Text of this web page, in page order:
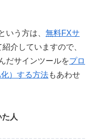
いう方は、 無料FXサ
介していますので、
だサインツールをプロ
）する方法もあわせ
人